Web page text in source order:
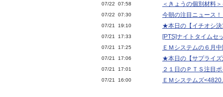
07/22 07:58 ＜きょうの個別材料
07/22 07:30 今朝の注目ニュース
07/21 19:10 ★本日の【イチオシ決
07/21 17:33 [PTS]ナイトタイム
07/21 17:25 ＥＭシステムの６月
07/21 17:06 ★本日の【サプライ
07/21 17:01 ２１日のＰＴＳ注目
07/21 16:00 ＥＭシステムズ